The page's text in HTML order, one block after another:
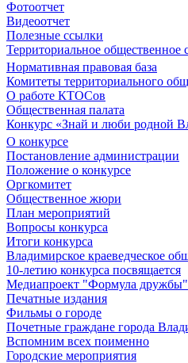
Фотоотчет
Видеоотчет
Полезные ссылки
Территориальное общественное
Нормативная правовая база
Комитеты территориального
О работе КТОСов
Общественная палата
Конкурс «Знай и люби родной
О конкурсе
Постановление администрации
Положение о конкурсе
Оргкомитет
Общественное жюри
План мероприятий
Вопросы конкурса
Итоги конкурса
Владимирское краеведческое
10-летию конкурса посвящается
Медиапроект "Формула дружбы"
Печатные издания
Фильмы о городе
Почетные граждане города
Вспомним всех поименно
Городские мероприятия